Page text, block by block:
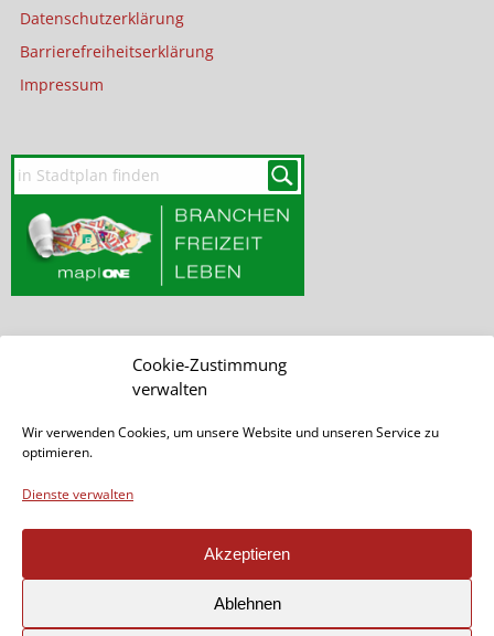
Cookie-Zustimmung
verwalten
Wir verwenden Cookies, um unsere Website und unseren Service zu
optimieren.
Dienste verwalten
Akzeptieren
Ablehnen
Datenschutzerklärung
Barrierefreiheitserklärung
Impressum
SEITE DURCHSUCHEN